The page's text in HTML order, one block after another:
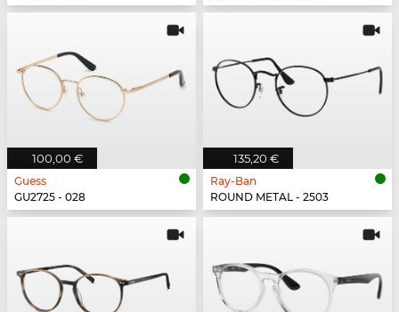
100,00 €
Guess
GU2725 - 028
135,20 €
Ray-Ban
ROUND METAL - 2503